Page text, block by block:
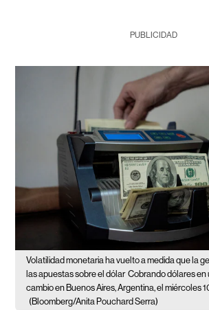
PUBLICIDAD
Volatilidad monetaria ha vuelto a medida que la
las apuestas sobre el dólar Cobrando dólares en
cambio en Buenos Aires, Argentina, el miércoles
(Bloomberg/Anita Pouchard Serra)